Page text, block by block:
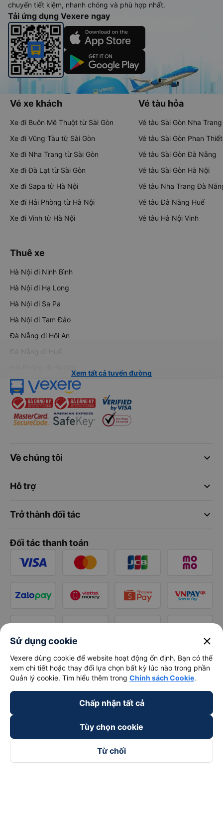
chuyển tiết kiệm, nhanh chóng và phù hợp nhất.
Tải ứng dụng Vexere ngay
Vé xe khách
Xe đi Buôn Mê Thuột từ Sài Gòn
Xe đi Vũng Tàu từ Sài Gòn
Xe đi Nha Trang từ Sài Gòn
Xe đi Đà Lạt từ Sài Gòn
Xe đi Sapa từ Hà Nội
Xe đi Hải Phòng từ Hà Nội
Xe đi Vinh từ Hà Nội
Vé tàu hỏa
Vé tàu Sài Gòn Nha Trang
Vé tàu Sài Gòn Phan Thiết
Vé tàu Sài Gòn Đà Nẵng
Vé tàu Sài Gòn Hà Nội
Vé tàu Nha Trang Đà
Vé tàu Đà Nẵng Huế
Vé tàu Hà Nội Vinh
Thuê xe
Hà Nội đi Ninh Bình
Hà Nội đi Hạ Long
Hà Nội đi Sa Pa
Hà Nội đi Tam Đảo
Đà Nẵng đi Hội An
Đà Nẵng đi Huế
Xem tất cả tuyến đường
keyboard_arrow_down
Về chúng tôi
keyboard_arrow_down
Hỗ trợ
keyboard_arrow_down
Trở thành đối tác
Đối tác thanh toán
Sử dụng cookie close
Vexere dùng cookie để website hoạt động ổn định. Bạn có thể
xem chi tiết hoặc thay đổi lựa chọn bất kỳ lúc nào trong phần
Quản lý cookie. Tìm hiểu thêm trong Chính sách Cookie.
Chấp nhận tất cả
Tùy chọn cookie
Từ chối